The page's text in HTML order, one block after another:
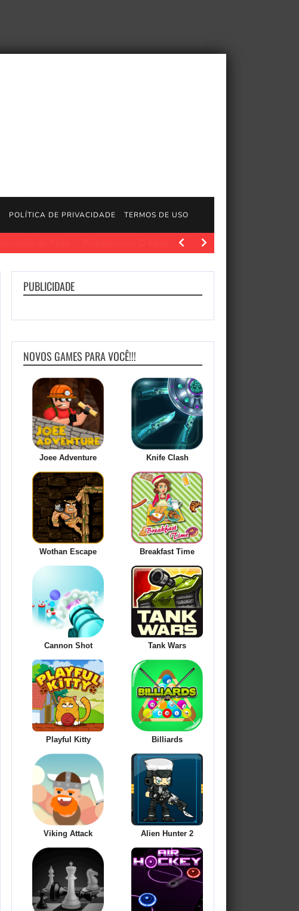
POLÍTICA DE PRIVACIDADE TERMOS DE USO
Polygon.com. O Xbox como o conhecemos está prestes a…
PUBLICIDADE
NOVOS GAMES PARA VOCÊ!!!
Joee Adventure Knife Clash
Wothan Escape Breakfast Time
Cannon Shot Tank Wars
Playful Kitty Billiards
Viking Attack Alien Hunter 2